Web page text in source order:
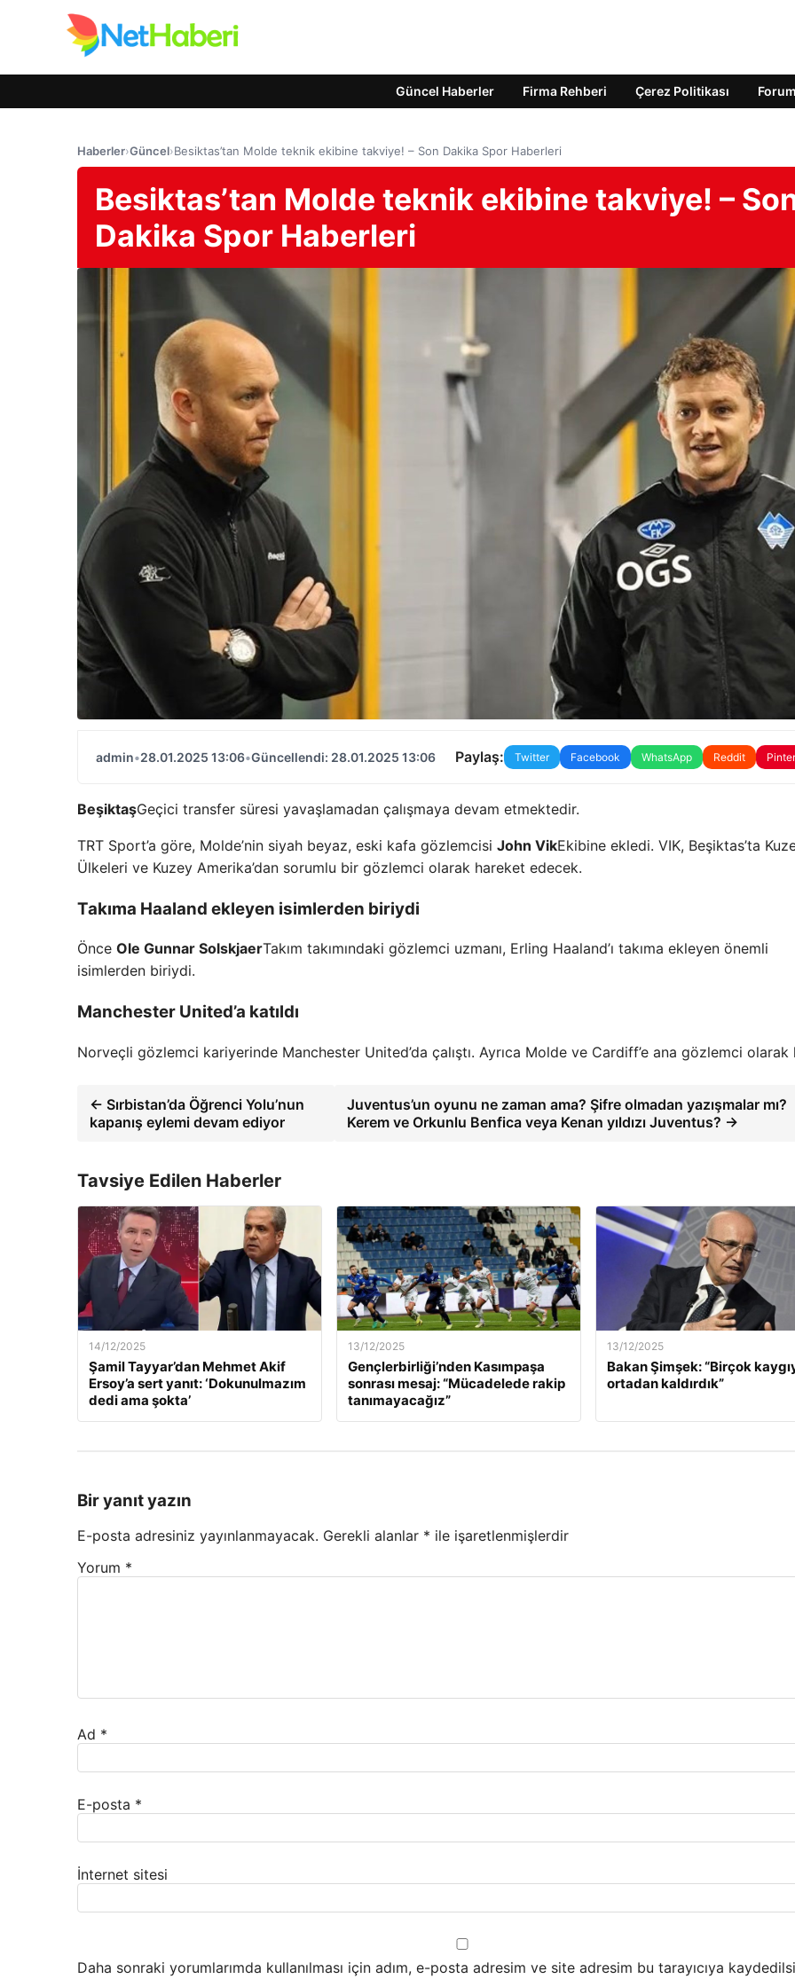
Güncel Haberler Firma Rehberi Çerez Politikası Forum
Haberler›Güncel›Besiktas’tan Molde teknik ekibine takviye! – Son Dakika Spor Haberleri
Besiktas’tan Molde teknik ekibine takviye! –
Dakika Spor Haberleri
admin•28.01.2025 13:06•Güncellendi: 28.01.2025 13:06 Paylaş: Twitter Facebook WhatsApp Reddit
BeşiktaşGeçici transfer süresi yavaşlamadan çalışmaya devam etmektedir.
TRT Sport’a göre, Molde’nin siyah beyaz, eski kafa gözlemcisi John VikEkibine ekledi. VIK, Beşiktas’ta
Ülkeleri ve Kuzey Amerika’dan sorumlu bir gözlemci olarak hareket edecek.
Takıma Haaland ekleyen isimlerden biriydi
Önce Ole Gunnar SolskjaerTakım takımındaki gözlemci uzmanı, Erling Haaland’ı takıma ekleyen önemli
isimlerden biriydi.
Manchester United’a katıldı
Norveçli gözlemci kariyerinde Manchester United’da çalıştı. Ayrıca Molde ve Cardiff’e ana gözlemci olarak
← Sırbistan’da Öğrenci Yolu’nun
kapanış eylemi devam ediyor
Juventus’un oyunu ne zaman ama? Şifre olmadan yazışmalar mı?
Kerem ve Orkunlu Benfica veya Kenan yıldızı Juventus? →
Tavsiye Edilen Haberler
14/12/2025
Şamil Tayyar’dan Mehmet Akif
Ersoy’a sert yanıt: ‘Dokunulmazım
dedi ama şokta’
13/12/2025
Gençlerbirliği’nden Kasımpaşa
sonrası mesaj: “Mücadelede rakip
tanımayacağız”
13/12/2025
Bakan Şimşek: “Birçok
ortadan kaldırdık”
Bir yanıt yazın
E-posta adresiniz yayınlanmayacak. Gerekli alanlar * ile işaretlenmişlerdir
Yorum *
Ad *
E-posta *
İnternet sitesi
Daha sonraki yorumlarımda kullanılması için adım, e-posta adresim ve site adresim bu tarayıcıya